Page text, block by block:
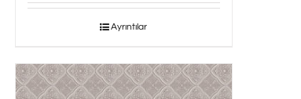
Ayrıntılar